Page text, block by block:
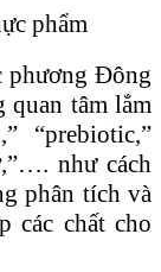
phẩm
phương Đông
tâm lắm
“prebiotic,”
như cách
phân tích và
các chất cho